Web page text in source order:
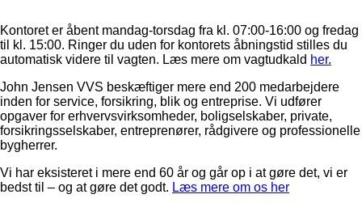
Kontoret er åbent mandag-torsdag fra kl. 07:00-16:00 og fredag
til kl. 15:00. Ringer du uden for kontorets åbningstid stilles du
automatisk videre til vagten. Læs mere om vagtudkald her.
John Jensen VVS beskæftiger mere end 200 medarbejdere
inden for service, forsikring, blik og entreprise. Vi udfører
opgaver for erhvervsvirksomheder, boligselskaber, private,
forsikringsselskaber, entreprenører, rådgivere og professionelle
bygherrer.
Vi har eksisteret i mere end 60 år og går op i at gøre det, vi er
bedst til – og at gøre det godt. Læs mere om os her